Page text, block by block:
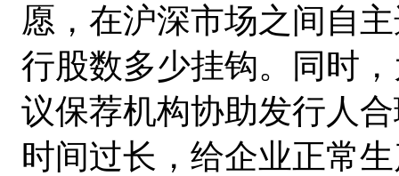
愿，在沪深市场之间自
行股数多少挂钩。同时
议保荐机构协助发行人
时间过长，给企业正常